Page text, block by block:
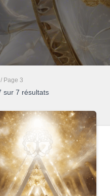
/ Page 3
sur 7 résultatsTrié
prix
croissant